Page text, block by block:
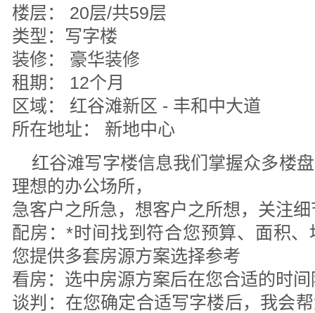
楼层： 20层/共59层
类型：写字楼
装修： 豪华装修
租期： 12个月
区域： 红谷滩新区 - 丰和中大道
所在地址： 新地中心
红谷滩写字楼信息我们掌握众多楼
理想的办公场所，
急客户之所急，想客户之所想，关注
配房：*时间找到符合您预算、面积
您提供多套房源方案选择参考
看房：选中房源方案后在您合适的时
谈判：在您确定合适写字楼后，我会